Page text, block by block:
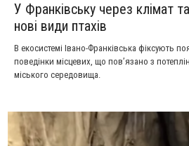
У Франківську через клімат
нові види птахів
В екосистемі Івано-Франківська фіксують
поведінки місцевих, що пов’язано з
міського середовища.